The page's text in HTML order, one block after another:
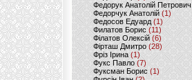
Федорук Анатолій Петрович
Федорчук Анатолій (1)
Федосов Едуард (1)
Филатов Борис (11)
Філатов Олексій (6)
Фірташ Дмитро (28)
Фріз Ірина (1)
Фукс Павло (7)
Фуксман Борис (1)